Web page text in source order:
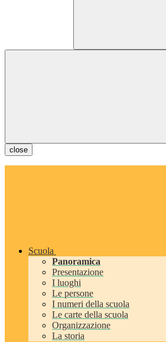
close
Scuola
Panoramica
Presentazione
I luoghi
Le persone
I numeri della scuola
Le carte della scuola
Organizzazione
La storia